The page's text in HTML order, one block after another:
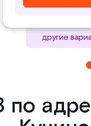
другие
по